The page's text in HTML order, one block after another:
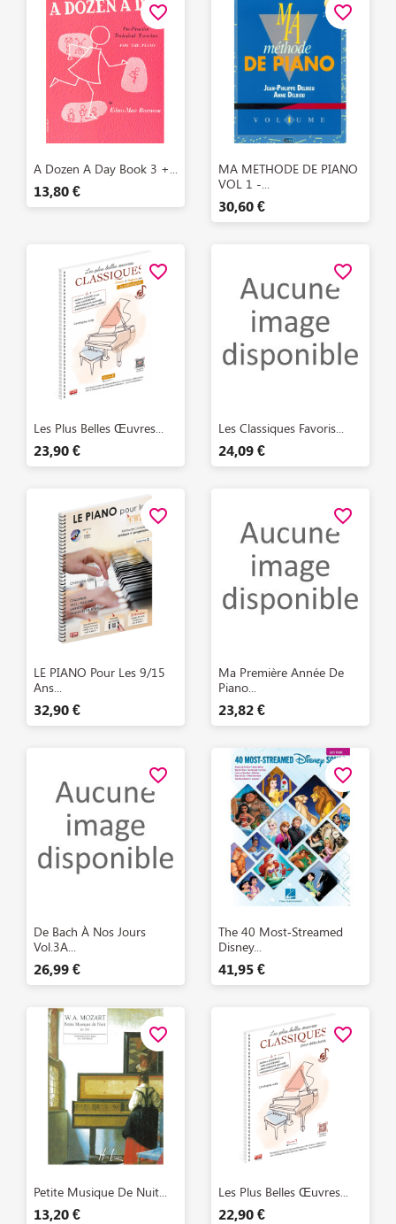
 Aperçu rapide
A Dozen A Day Book 3 +...
13,80 €
favorite_border
Aperçu rapide
MA METHODE DE PIANO
VOL 1 -...
30,60 €
favorite_border
 Aperçu rapide
Les Plus Belles Œuvres...
23,90 €
favorite_border
 Aperçu rapide
Les Classiques Favoris...
24,09 €
favorite_border
Aperçu rapide
LE PIANO Pour Les 9/15
Ans...
32,90 €
favorite_border
 Aperçu rapide
Ma Première Année De
Piano...
23,82 €
favorite_border
Aperçu rapide
De Bach À Nos Jours
Vol.3A...
26,99 €
favorite_border
 Aperçu rapide
The 40 Most‑Streamed
Disney...
41,95 €
favorite_border
Aperçu rapide
Petite Musique De Nuit...
13,20 €
favorite_border
 Aperçu rapide
Les Plus Belles Œuvres...
22,90 €
favorite_border